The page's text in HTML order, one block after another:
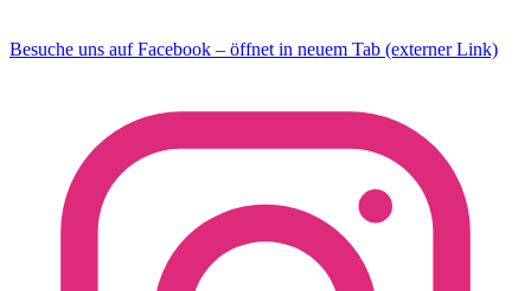
Besuche uns auf Facebook – öffnet in neuem Tab (externer Link)